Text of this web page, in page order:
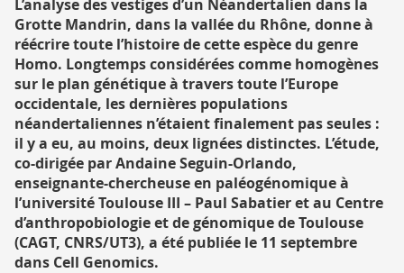
RECHERCHE
L’analyse des vestiges d’un Néandertalien dans la
Grotte Mandrin, dans la vallée du Rhône, donne à
réécrire toute l’histoire de cette espèce du genre
Homo. Longtemps considérées comme homogènes
sur le plan génétique à travers toute l’Europe
occidentale, les dernières populations
néandertaliennes n’étaient finalement pas seules :
il y a eu, au moins, deux lignées distinctes. L’étude,
co-dirigée par Andaine Seguin-Orlando,
enseignante-chercheuse en paléogénomique à
l’université Toulouse III – Paul Sabatier et au Centre
d’anthropobiologie et de génomique de Toulouse
(CAGT, CNRS/UT3), a été publiée le 11 septembre
dans Cell Genomics.